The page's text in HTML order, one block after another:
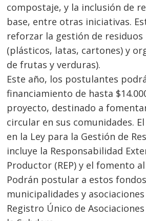
compostaje, y la inclusión de
base, entre otras iniciativas.
reforzar la gestión de residuos
(plásticos, latas, cartones) y
de frutas y verduras).
Este año, los postulantes
financiamiento de hasta
proyecto, destinado a
circular en sus comunidades. El
en la Ley para la Gestión de
incluye la Responsabilidad
Productor (REP) y el fomento
Podrán postular a estos
municipalidades y
Registro Único de